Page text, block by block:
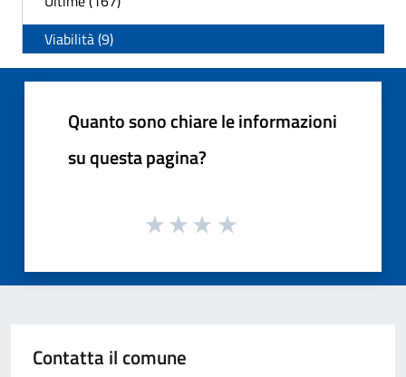
Viabilità (9)
Quanto sono chiare le informazioni
su questa pagina?
Contatta il comune